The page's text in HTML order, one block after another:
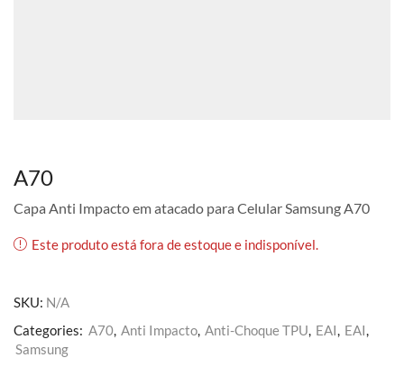
A70
Capa Anti Impacto em atacado para Celular Samsung A70
Este produto está fora de estoque e indisponível.
SKU: N/A
Categories: A70, Anti Impacto, Anti-Choque TPU, EAI, EAI,
Samsung